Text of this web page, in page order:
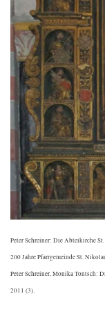
Peter Schreiner: Die Abteikirche
200 Jahre Pfarrgemeinde St.
Peter Schreiner, Monika Tontsch:
2011 (3).